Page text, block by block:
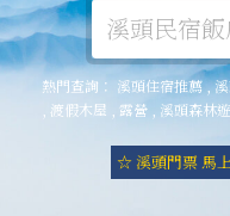
熱門查詢： 溪頭住宿推薦,
渡假木屋 露營 溪頭森林
☆ 溪頭門票 馬